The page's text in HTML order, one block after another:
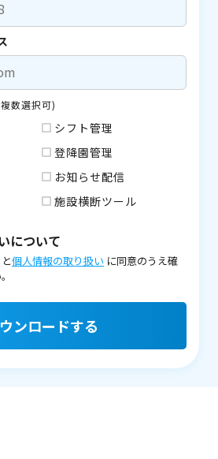
数選択可)
シフト管理
登降園管理
お知らせ配信
施設横断ツール
について
と個人情報の取り扱い に同意のうえ確
ンロードする